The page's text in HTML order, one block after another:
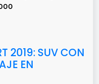
2019: SUV CON
EN